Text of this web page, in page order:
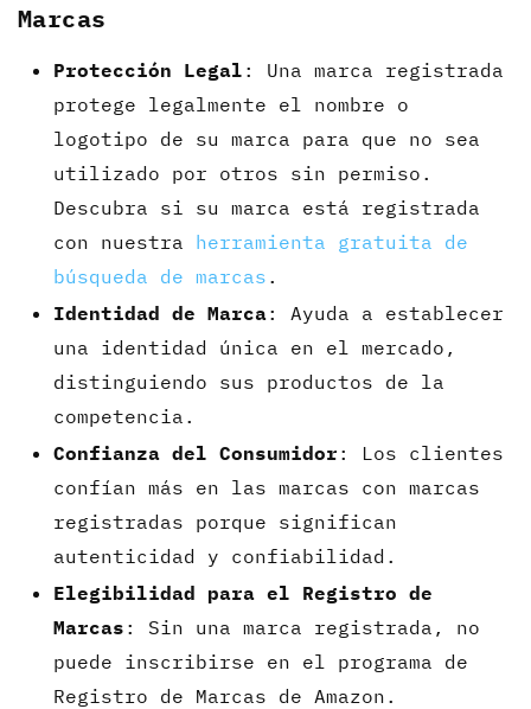
Marcas
Protección Legal : Una marca registrada
protege legalmente el nombre o
logotipo de su marca para que no sea
utilizado por otros sin permiso.
Descubra si su marca está registrada
con nuestra herramienta gratuita de
búsqueda de marcas .
Identidad de Marca: Ayuda a establecer
una identidad única en el mercado,
distinguiendo sus productos de la
competencia.
Confianza del Consumidor : Los clientes
confían más en las marcas con marcas
registradas porque significan
autenticidad y confiabilidad.
Elegibilidad para el Registro de
Marcas : Sin una marca registrada, no
puede inscribirse en el programa de
Registro de Marcas de Amazon.